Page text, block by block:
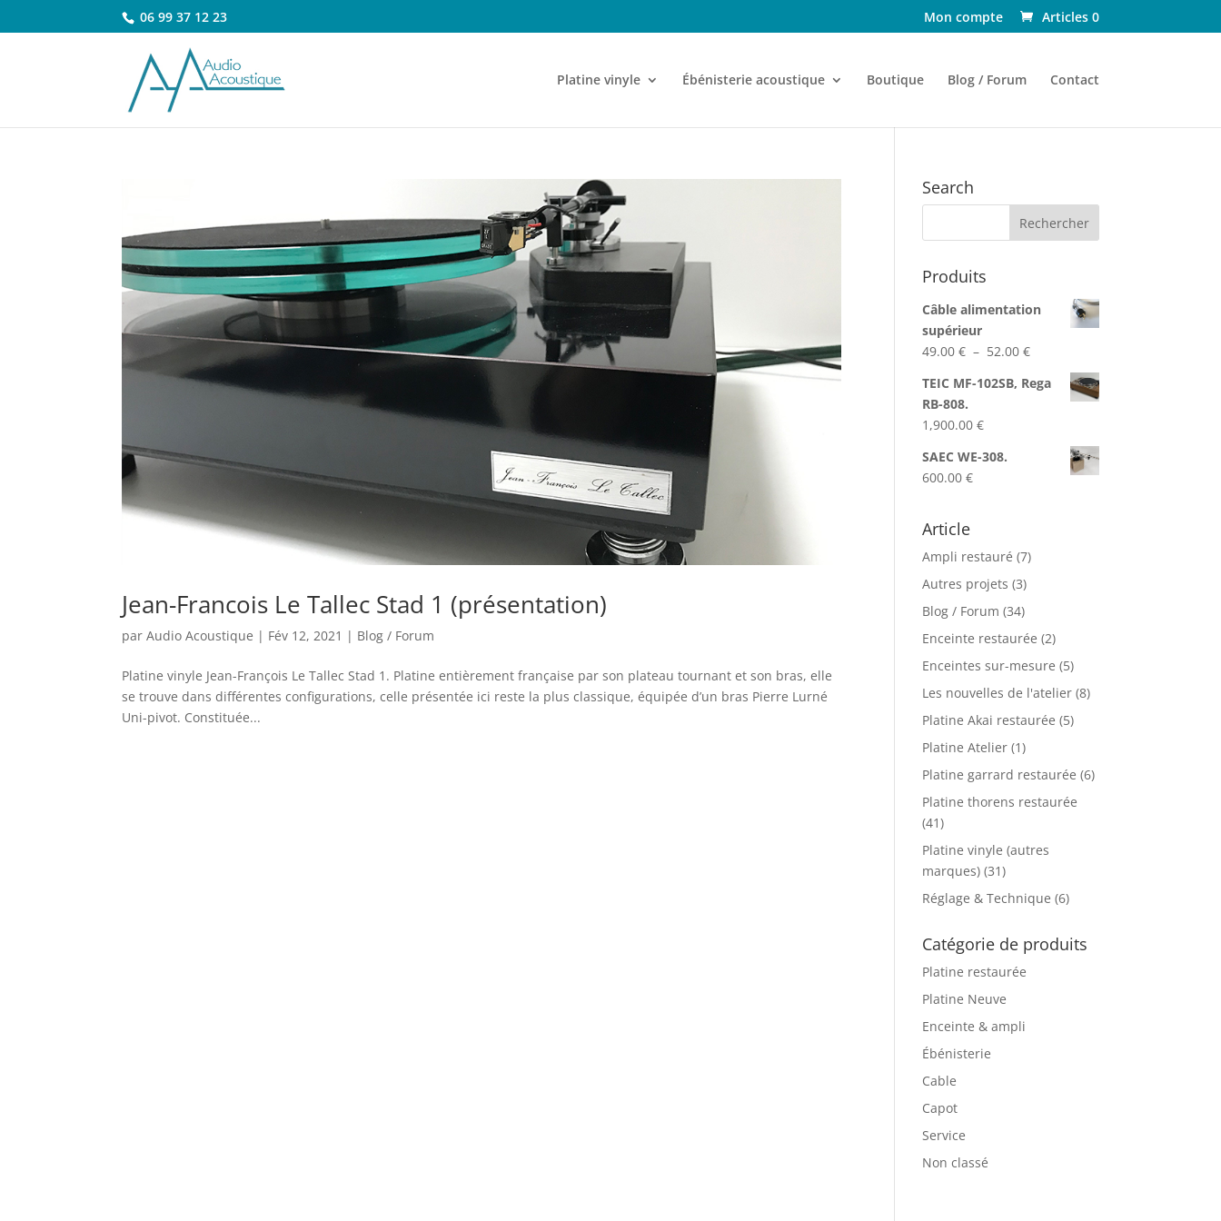
06 99 37 12 23 Mon compte Articles 0
Platine vinyle Ébénisterie acoustique Boutique Blog / Forum Contact
Jean-Francois Le Tallec Stad 1 (présentation)
parAudio Acoustique | Fév 12, 2021 | Blog / Forum
Platine vinyle Jean-François Le Tallec Stad 1. Platine entièrement française par son plateau tournant et son bras, elle
se trouve dans différentes configurations, celle présentée ici reste la plus classique, équipée d’un bras Pierre Lurné
Uni-pivot. Constituée...
Search
Produits
Câble alimentation
supérieur
49.00€ – 52.00€Plage
prix :
52.00 €
TEIC MF-102SB, Rega
RB-808.
1,900.00€
SAEC WE-308.
600.00€
Article
Ampli restauré (7)
Autres projets (3)
Blog / Forum (34)
Enceinte restaurée (2)
Enceintes sur-mesure (5)
Les nouvelles de l'atelier (8)
Platine Akai restaurée (5)
Platine Atelier (1)
Platine garrard restaurée (6)
Platine thorens restaurée
(41)
Platine vinyle (autres
marques) (31)
Réglage & Technique (6)
Catégorie de produits
Platine restaurée
Platine Neuve
Enceinte & ampli
Ébénisterie
Cable
Capot
Service
Non classé